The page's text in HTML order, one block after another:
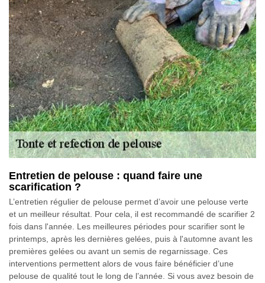
Entretien de pelouse : quand faire une
scarification ?
L’entretien régulier de pelouse permet d’avoir une pelouse verte
et un meilleur résultat. Pour cela, il est recommandé de scarifier 2
fois dans l'année. Les meilleures périodes pour scarifier sont le
printemps, après les dernières gelées, puis à l'automne avant les
premières gelées ou avant un semis de regarnissage. Ces
interventions permettent alors de vous faire bénéficier d’une
pelouse de qualité tout le long de l’année. Si vous avez besoin de